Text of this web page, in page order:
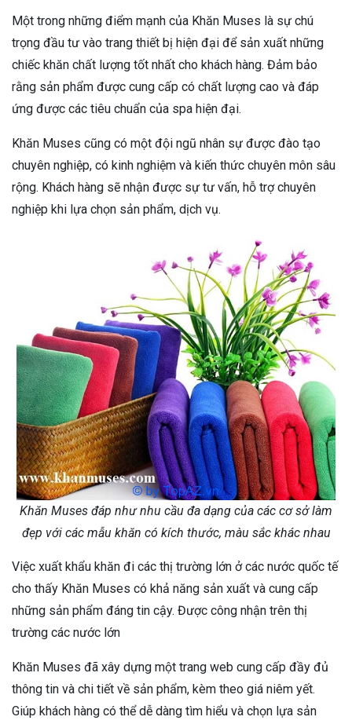
Một trong những điểm mạnh của Khăn Muses là sự chú
trọng đầu tư vào trang thiết bị hiện đại để sản xuất những
chiếc khăn chất lượng tốt nhất cho khách hàng. Đảm bảo
rằng sản phẩm được cung cấp có chất lượng cao và đáp
ứng được các tiêu chuẩn của spa hiện đại.
Khăn Muses cũng có một đội ngũ nhân sự được đào tạo
chuyên nghiệp, có kinh nghiệm và kiến thức chuyên môn sâu
rộng. Khách hàng sẽ nhận được sự tư vấn, hỗ trợ chuyên
nghiệp khi lựa chọn sản phẩm, dịch vụ.
Khăn Muses đáp như nhu cầu đa dạng của các cơ sở làm
đẹp với các mẫu khăn có kích thước, màu sắc khác nhau
Việc xuất khẩu khăn đi các thị trường lớn ở các nước quốc tế
cho thấy Khăn Muses có khả năng sản xuất và cung cấp
những sản phẩm đáng tin cậy. Được công nhận trên thị
trường các nước lớn
Khăn Muses đã xây dựng một trang web cung cấp đầy đủ
thông tin và chi tiết về sản phẩm, kèm theo giá niêm yết.
Giúp khách hàng có thể dễ dàng tìm hiểu và chọn lựa sản